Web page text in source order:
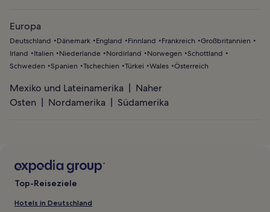
Europa
Deutschland Dänemark England Finnland Frankreich
Großbritannien
Irland
Italien Niederlande Nordirland Norwegen
Schottland
Schweden
Spanien Tschechien Türkei Wales Österreich
Mexiko und Lateinamerika
Naher
Osten
Nordamerika Südamerika
Top-Reiseziele
Hotels in Deutschland